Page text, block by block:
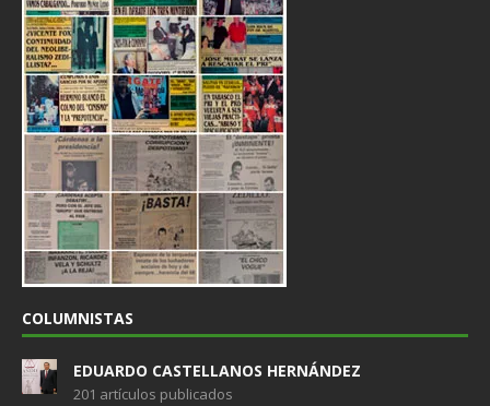
COLUMNISTAS
EDUARDO CASTELLANOS HERNÁNDEZ
201 artículos publicados